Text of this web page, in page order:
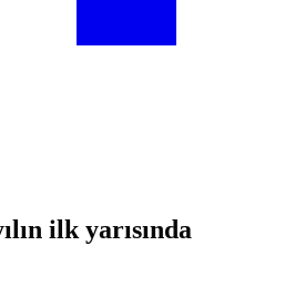
ilk yarısında